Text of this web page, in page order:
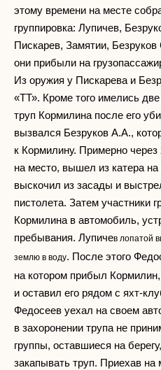
этому времени на месте
группировка: Лупичев,
Пискарев, Замятии,
они прибыли на
Из оружия у Пискарева и
«ТТ». Кроме того имелись
труп Кормилина после его
вызвался Безруков А.А.,
к Кормилину. Примерно
на место, вышел из катера
выскочил из засады и
пистолета. Затем участники
Кормилина в автомобиль,
пребывания. Лупичев лопатой
землю в воду. После этого
на котором прибыл
и оставил его рядом с яхт-
Федосеев уехал на своем
в захоронении трупа не
группы, оставшиеся на
закапывать труп. Приехав на